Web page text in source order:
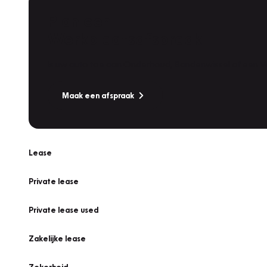
Maak een afspraak
Lease
Private lease
Private lease used
Zakelijke lease